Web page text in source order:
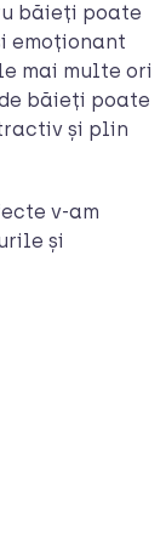
băieți poate
emoționant
mai multe ori
băieți poate
și plin
v-am
și